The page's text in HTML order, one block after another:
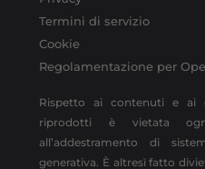
Termini di servizio
Cookie
Regolamentazione per
Rispetto ai contenuti e ai
riprodotti è vietata
all’addestramento di
generativa. È altresì fatto